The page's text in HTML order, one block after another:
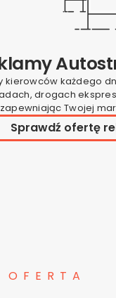
kierowców każdego
drogach
zapewniając Twojej
Sprawdź ofertę